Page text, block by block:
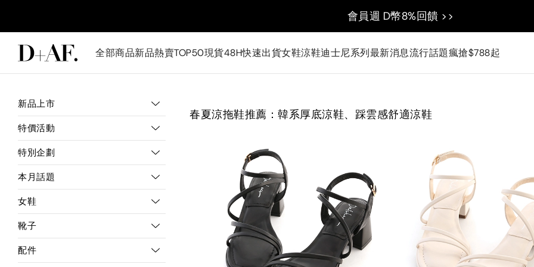
會員週 D幣8%回饋 >>
全部商品新品熱賣TOP50現貨48H快速出貨女鞋涼鞋迪士尼系列最新消息流行話題瘋搶$788起
新品上市
特價活動
特別企劃
本月話題
女鞋
靴子
配件
春夏涼拖鞋推薦：韓系厚底涼鞋、踩雲感舒適涼鞋